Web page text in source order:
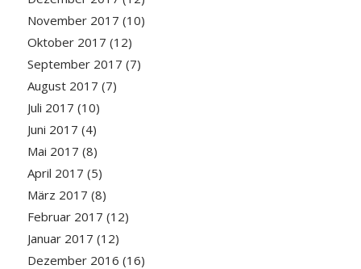
November 2017 (10)
Oktober 2017 (12)
September 2017 (7)
August 2017 (7)
Juli 2017 (10)
Juni 2017 (4)
Mai 2017 (8)
April 2017 (5)
März 2017 (8)
Februar 2017 (12)
Januar 2017 (12)
Dezember 2016 (16)